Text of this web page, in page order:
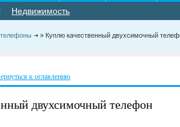
Недвижимость
» Куплю качественный двухсимочный
к оглавлению
двухсимочный телефон